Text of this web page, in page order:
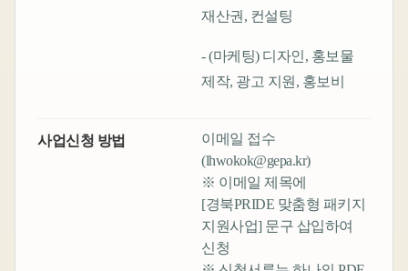
재산권, 컨설팅
- (마케팅) 디자인, 홍보물
제작, 광고 지원, 홍보비
사업신청 방법
이메일 접수
(lhwokok@gepa.kr)
※ 이메일 제목에
[경북PRIDE 맞춤형 패키지
지원사업] 문구 삽입하여
신청